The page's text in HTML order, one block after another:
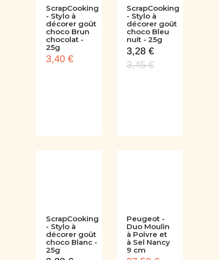
ScrapCooking
- Stylo à
décorer goût
choco Brun
chocolat -
25g
ScrapCooking
- Stylo à
décorer goût
choco Bleu
nuit - 25g
3,28 €
ScrapCooking
- Stylo à
décorer goût
choco Blanc -
Peugeot -
Duo Moulin
à Poivre et
à Sel Nancy